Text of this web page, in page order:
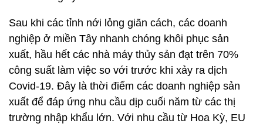
xuất để đáp ứng nhu cầu dịp cuối năm từ các thị
trường nhập khẩu lớn. Với nhu cầu từ Hoa Kỳ, EU
ở mức cao, xuất khẩu thủy sản trong các tháng cuối
năm dự báo sẽ phục hồi mạnh trở lại.